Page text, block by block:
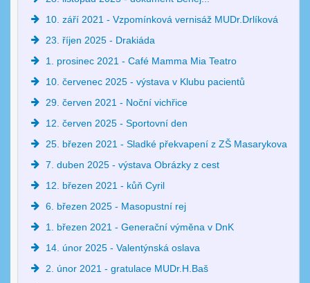
10. září 2021 - Vzpomínková vernisáž MUDr.Drlíková
23. říjen 2025 - Drakiáda
1. prosinec 2021 - Café Mamma Mia Teatro
10. červenec 2025 - výstava v Klubu pacientů
29. červen 2021 - Noční vichřice
12. červen 2025 - Sportovní den
25. březen 2021 - Sladké překvapení z ZŠ Masarykova
7. duben 2025 - výstava Obrázky z cest
12. březen 2021 - kůň Cyril
6. březen 2025 - Masopustní rej
1. březen 2021 - Generační výměna v DnK
14. únor 2025 - Valentýnská oslava
2. únor 2021 - gratulace MUDr.H.Baš